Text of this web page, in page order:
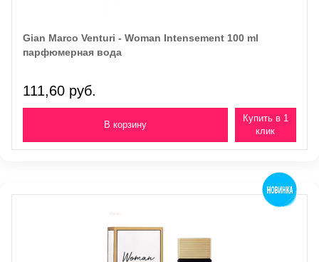
Gian Marco Venturi - Woman Intensement 100 ml
парфюмерная вода
111,60 руб.
Купить в 1
клик